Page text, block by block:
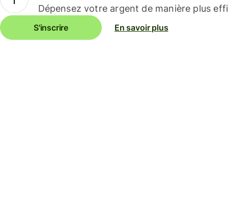
Dépensez votre argent de manière plus
S'inscrire En savoir plus